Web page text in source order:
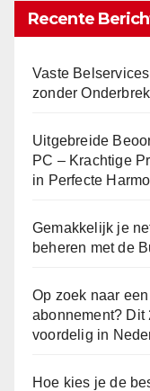
Recente
Vaste
zonder
Uitgebreide
PC – Krachtige
in Perfecte
Gemakkelijk je
beheren met de
Op zoek naar
abonnement? Dit
voordelig in
Hoe kies je de